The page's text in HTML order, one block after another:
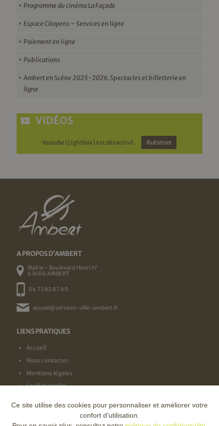
Programme du cinéma La Façade
Espace Citoyens – Services en ligne
Paiement en ligne
Publications
Ambert en Scène 2025-2026. Spectacles et billetterie en
ligne
VIDÉOS
Youtube (Lightbox) est désactivé. Autoriser
A PROPOS D'AMBERT
Mairie - Boulevard Henri IV
63600 AMBERT
04 73 82 07 60
accueil@services-ville-ambert.fr
LIENS PRATIQUES
Accueil
Nous contacter
Mentions légales
Confidentialité
NOS LABELS
Ce site utilise des cookies pour personnaliser et améliorer votre
confort d'utilisation.